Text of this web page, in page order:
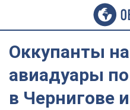
Оккупанты
авиадуары
в Чернигове